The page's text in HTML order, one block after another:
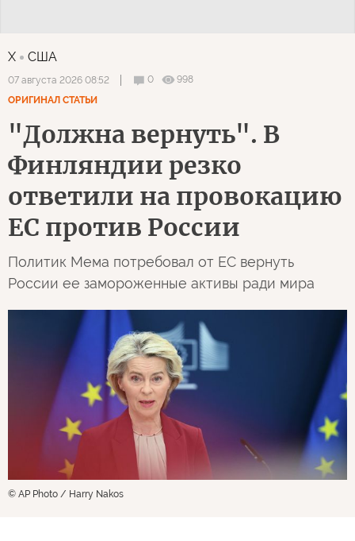
X США
07 августа 2026 08:52 0
998
ОРИГИНАЛ СТАТЬИ
"Должна вернуть". В
Финляндии резко
ответили на провокацию
ЕС против России
Политик Мема потребовал от ЕС вернуть
России ее замороженные активы ради мира
© AP Photo / Harry Nakos